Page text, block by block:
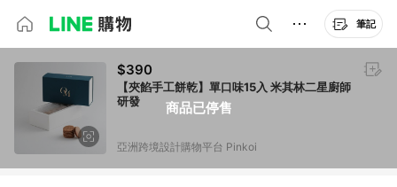
筆記
商品已停售
$390
【夾餡手工餅乾】單口味15入 米其林二星廚師
研發
亞洲跨境設計購物平台 Pinkoi